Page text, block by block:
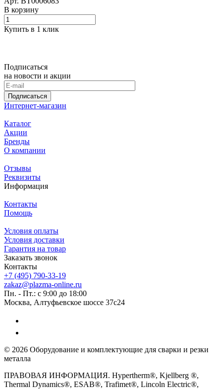
В корзину
Купить в 1 клик
Подписаться
на новости и акции
Подписаться
Интернет-магазин
Каталог
Акции
Бренды
О компании
Отзывы
Реквизиты
Информация
Контакты
Помощь
Условия оплаты
Условия доставки
Гарантия на товар
Заказать звонок
Контакты
+7 (495) 790-33-19
zakaz@plazma-online.ru
Пн. - Пт.: с 9:00 до 18:00
Москва, Алтуфьевское шоссе 37с24
© 2026 Оборудование и комплектующие для сварки и резки
металла
ПРАВОВАЯ ИНФОРМАЦИЯ. Hypertherm®, Kjellberg ®,
Thermal Dynamics®, ESAB®, Trafimet®, Lincoln Electric®,